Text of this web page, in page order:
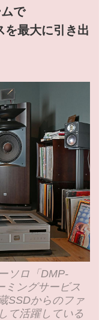
で
を最大に引き出
ソロ「DMP-
ミングサービス
SSDからのファ
て活躍している